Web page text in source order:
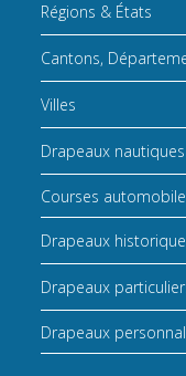
Régions & États
Cantons,
Villes
Drapeaux
Courses
Drapeaux
Drapeaux
Drapeaux